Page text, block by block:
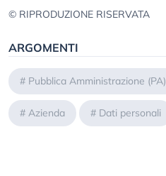
© RIPRODUZIONE RISERVATA
ARGOMENTI
# Pubblica Amministrazione (PA)
# Azienda # Dati personali